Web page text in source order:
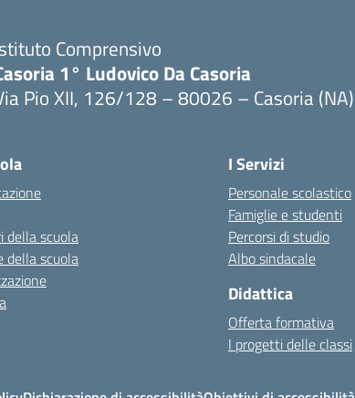
Comprensivo
1° Ludovico Da Casoria
Pio XII, 126/128 – 80026 – Casoria (NA)
della scuola
della scuola
I Servizi
Personale scolastico
Famiglie e studenti
Percorsi di studio
Albo sindacale
Didattica
Offerta formativa
I progetti delle classi